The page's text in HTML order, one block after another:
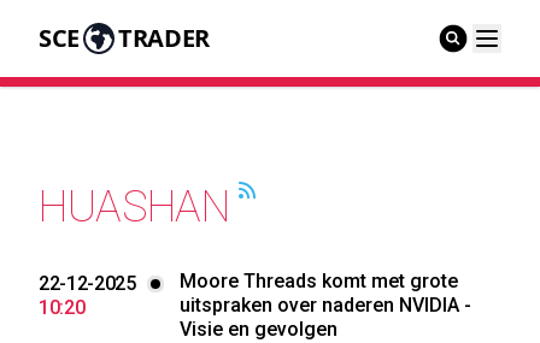
SCE TRADER
HUASHAN
22-12-2025
10:20
Moore Threads komt met grote
uitspraken over naderen NVIDIA -
Visie en gevolgen